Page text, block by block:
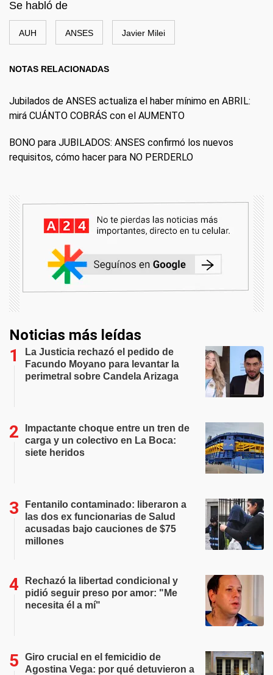
Se habló de
AUH ANSES Javier Milei
NOTAS RELACIONADAS
Jubilados de ANSES actualiza el haber mínimo en ABRIL:
mirá CUÁNTO COBRÁS con el AUMENTO
BONO para JUBILADOS: ANSES confirmó los nuevos
requisitos, cómo hacer para NO PERDERLO
Noticias más leídas
La Justicia rechazó el pedido de
Facundo Moyano para levantar la
perimetral sobre Candela Arizaga
Impactante choque entre un tren de
carga y un colectivo en La Boca:
siete heridos
Fentanilo contaminado: liberaron a
las dos ex funcionarias de Salud
acusadas bajo cauciones de $75
millones
Rechazó la libertad condicional y
pidió seguir preso por amor: "Me
necesita él a mí"
Giro crucial en el femicidio de
Agostina Vega: por qué detuvieron a